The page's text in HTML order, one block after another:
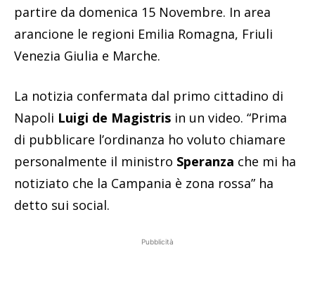
partire da domenica 15 Novembre. In area
arancione le regioni Emilia Romagna, Friuli
Venezia Giulia e Marche.
La notizia confermata dal primo cittadino di
Napoli Luigi de Magistris in un video. “Prima
di pubblicare l’ordinanza ho voluto chiamare
personalmente il ministro Speranza che mi ha
notiziato che la Campania è zona rossa” ha
detto sui social.
Pubblicità